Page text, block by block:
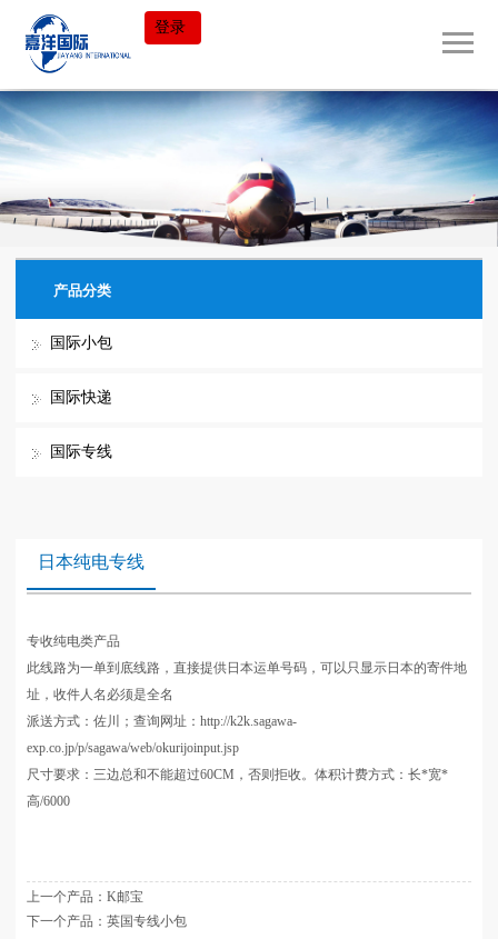
登录
产品分类
国际小包
国际快递
国际专线
日本纯电专线
专收纯电类产品
此线路为一单到底线路，直接提供日本运单号码，可以只显示日本的寄件地
址，收件人名必须是全名
派送方式：佐川；查询网址：http://k2k.sagawa-
exp.co.jp/p/sagawa/web/okurijoinput.jsp
尺寸要求：三边总和不能超过60CM，否则拒收。体积计费方式：长*宽*
高/6000
上一个产品： K邮宝
下一个产品： 英国专线小包